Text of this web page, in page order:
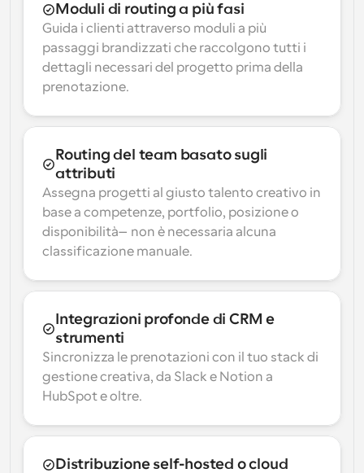
Moduli di routing a più fasi
Guida i clienti attraverso moduli a più
passaggi brandizzati che raccolgono tutti i
dettagli necessari del progetto prima della
prenotazione.
Routing del team basato sugli
attributi
Assegna progetti al giusto talento creativo in
base a competenze, portfolio, posizione o
disponibilità—non è necessaria alcuna
classificazione manuale.
Integrazioni profonde di CRM e
strumenti
Sincronizza le prenotazioni con il tuo stack di
gestione creativa, da Slack e Notion a
HubSpot e oltre.
Distribuzione self-hosted o cloud